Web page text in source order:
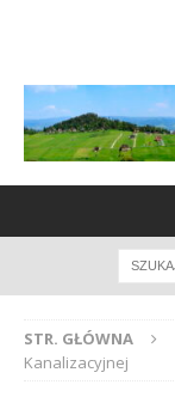
STR. GŁÓWNA
Kanalizacyjnej